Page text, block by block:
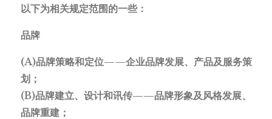
以下为相关规定范围的一些：
品牌
(A)品牌策略和定位——企业品牌发展、产品及服务策
划；
(B)品牌建立、设计和讯传——品牌形象及风格发展、
品牌重建；